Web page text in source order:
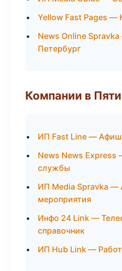
Yellow Fast Pages —
News Online
Петербург
Компании в
ИП Fast Line —
News News
службы
ИП Media Spravka —
мероприятия
Инфо 24 Link —
справочник
ИП Hub Link —